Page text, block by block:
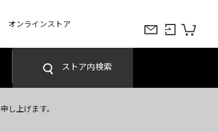
オンラインストア
ストア内検索
し上げます。